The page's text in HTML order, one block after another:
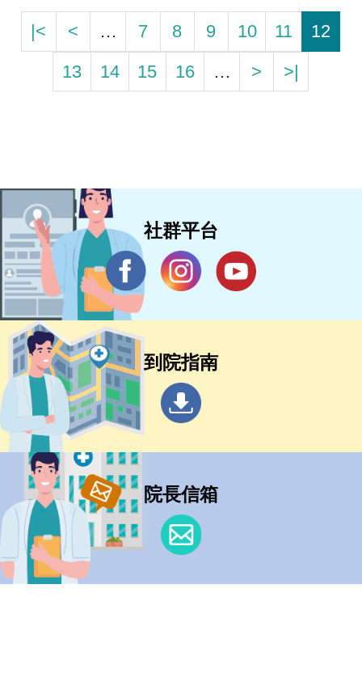
|< < … 7 8 9 10 11
12
13
14 15 16 … > >|
社群平台
到院指南
院長信箱